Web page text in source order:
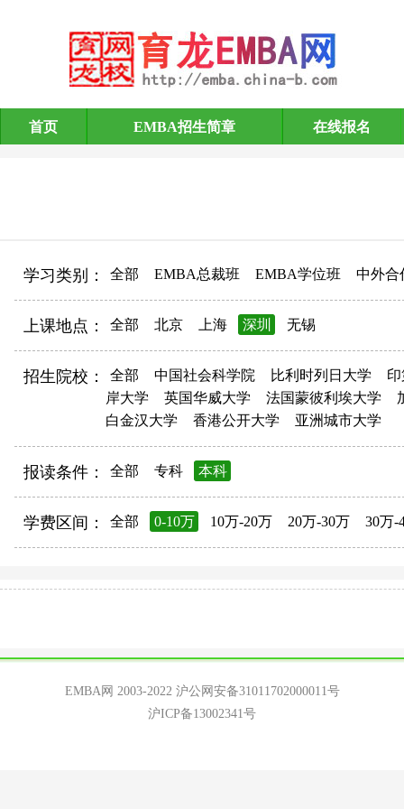
EMBA招生简章
首页 EMBA招生简章 在线报名
学习类别： 全部 EMBA总裁班 EMBA学位班 中外合
上课地点： 全部 北京 上海 深圳 无锡
招生院校： 全部 中国社会科学院 比利时列日大学
岸大学
英国华威大学 法国蒙彼利埃大学
白金汉大学
香港公开大学 亚洲城市大学
报读条件： 全部 专科 本科
学费区间： 全部 0-10万 10万-20万 20万-30万 30万-
EMBA网 2003-2022 沪公网安备31011702000011号
沪ICP备13002341号